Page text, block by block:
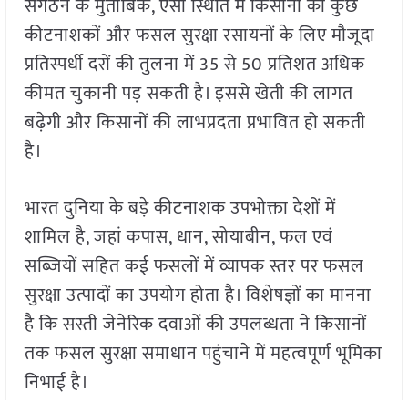
संगठन के मुताबिक, ऐसी स्थिति में किसानों को कुछ
कीटनाशकों और फसल सुरक्षा रसायनों के लिए मौजूदा
प्रतिस्पर्धी दरों की तुलना में 35 से 50 प्रतिशत अधिक
कीमत चुकानी पड़ सकती है। इससे खेती की लागत
बढ़ेगी और किसानों की लाभप्रदता प्रभावित हो सकती
है।
भारत दुनिया के बड़े कीटनाशक उपभोक्ता देशों में
शामिल है, जहां कपास, धान, सोयाबीन, फल एवं
सब्जियों सहित कई फसलों में व्यापक स्तर पर फसल
सुरक्षा उत्पादों का उपयोग होता है। विशेषज्ञों का मानना
है कि सस्ती जेनेरिक दवाओं की उपलब्धता ने किसानों
तक फसल सुरक्षा समाधान पहुंचाने में महत्वपूर्ण भूमिका
निभाई है।